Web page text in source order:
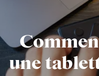
une